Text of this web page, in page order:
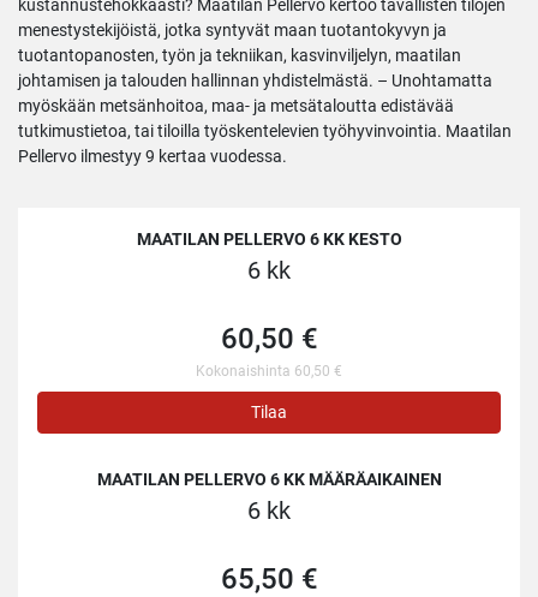
kustannustehokkaasti? Maatilan Pellervo kertoo tavallisten tilojen
menestystekijöistä, jotka syntyvät maan tuotantokyvyn ja
tuotantopanosten, työn ja tekniikan, kasvinviljelyn, maatilan
johtamisen ja talouden hallinnan yhdistelmästä. – Unohtamatta
myöskään metsänhoitoa, maa- ja metsätaloutta edistävää
tutkimustietoa, tai tiloilla työskentelevien työhyvinvointia. Maatilan
Pellervo ilmestyy 9 kertaa vuodessa.
MAATILAN PELLERVO 6 KK KESTO
6 kk
60,50 €
Kokonaishinta 60,50 €
Tilaa
MAATILAN PELLERVO 6 KK MÄÄRÄAIKAINEN
6 kk
65,50 €